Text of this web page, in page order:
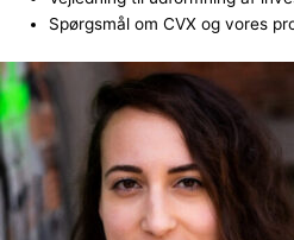
Spørgsmål om CVX og vores